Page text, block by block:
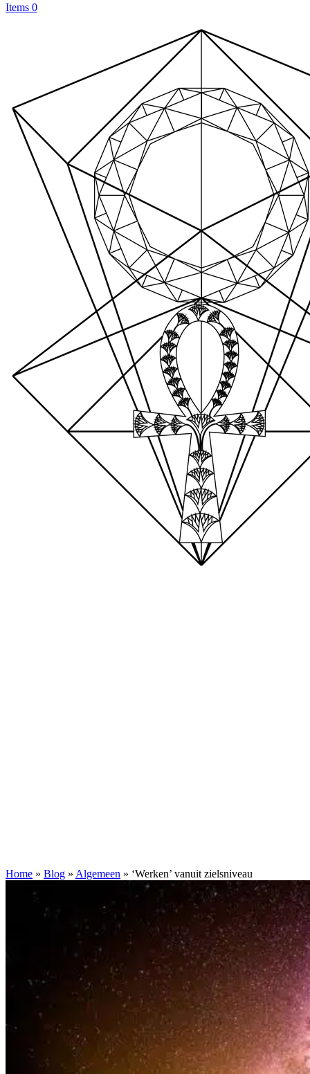
Items 0
Home » Blog » Algemeen » ‘Werken’ vanuit zielsniveau